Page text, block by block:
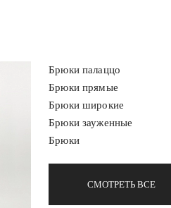
Брюки палаццо
Брюки прямые
Брюки широкие
Брюки зауженные
Брюки
СМОТРЕТЬ ВСЕ